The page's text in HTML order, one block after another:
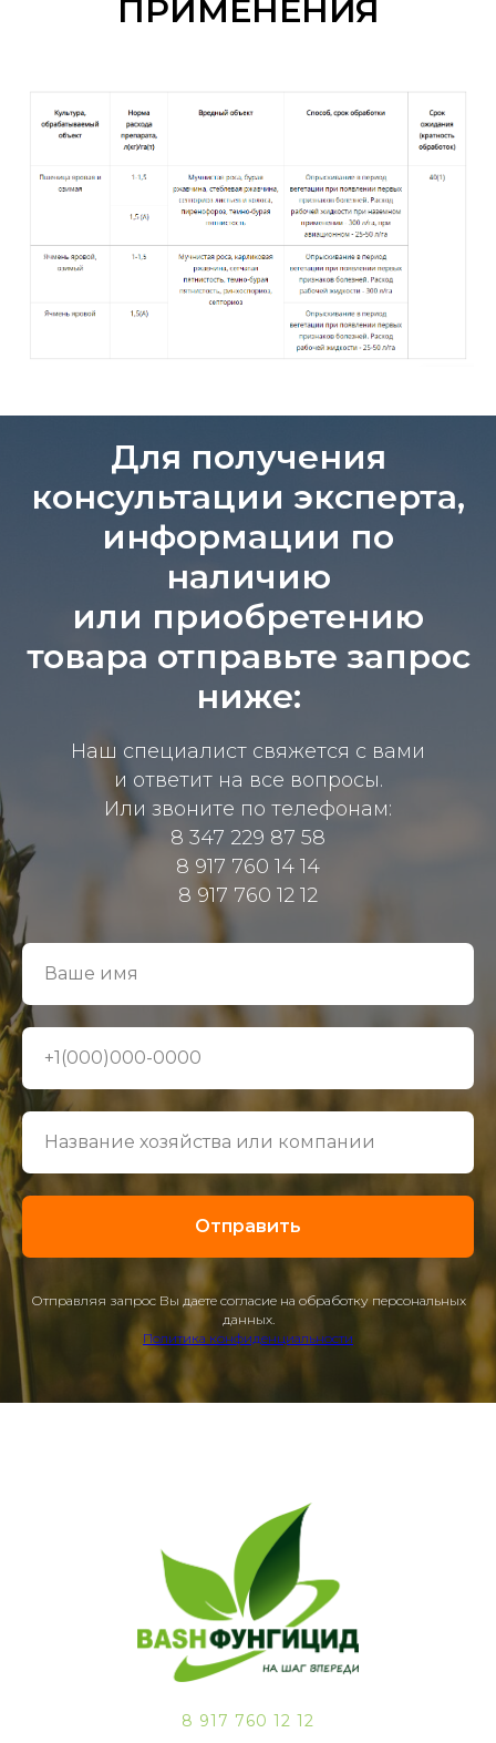
ПРИМЕНЕНИЯ
Для получения
консультации эксперта,
информации по
наличию
или приобретению
товара отправьте запрос
ниже:
Наш специалист свяжется с вами
и ответит на все вопросы.
Или звоните по телефонам:
8 347 229 87 58
8 917 760 14 14
8 917 760 12 12
Отправить
Отправляя запрос Вы даете согласие на обработку персональных
данных.
Политика конфиденциальности
8 917 760 12 12